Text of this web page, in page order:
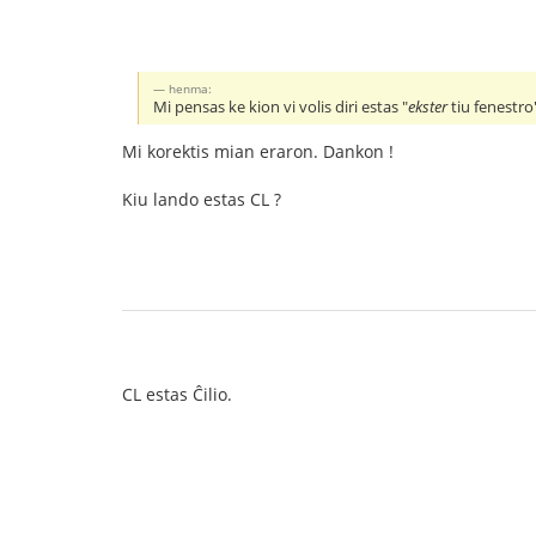
henma:
Mi pensas ke kion vi volis diri estas "ekstertiu
Mi korektis mian eraron. Dankon !
Kiu lando estas CL ?
CL estas Ĉilio.